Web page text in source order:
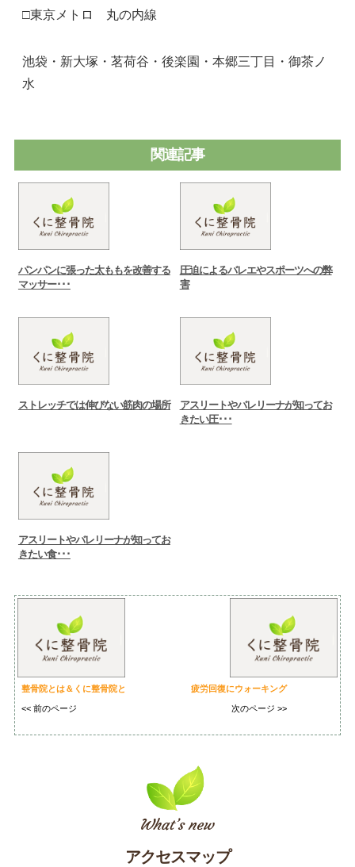
□東京メトロ 丸の内線
池袋・新大塚・茗荷谷・後楽園・本郷三丁目・御茶ノ
水
関連記事
パンパンに張った太ももを改善する
マッサー･･･
圧迫によるバレエやスポーツへの弊
害
ストレッチでは伸びない筋肉の場所
アスリートやバレリーナが知ってお
きたい圧･･･
アスリートやバレリーナが知ってお
きたい食･･･
整骨院とは＆くに整骨院と
<< 前のページ
疲労回復にウォーキング
次のページ >>
アクセスマップ